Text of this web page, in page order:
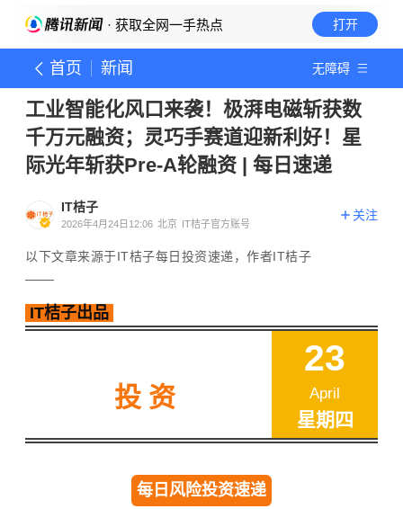
· 获取全网一手热点 打开
首页 新闻 无障碍
工业智能化风口来袭！极湃电磁斩获数
千万元融资；灵巧手赛道迎新利好！星
际光年斩获Pre-A轮融资 | 每日速递
IT桔子
2026年4月24日12:06 北京 IT桔子官方账号
关注
以下文章来源于IT桔子每日投资速递，作者IT桔子
IT桔子出品
投资
23
April
星期四
每日风险投资速递